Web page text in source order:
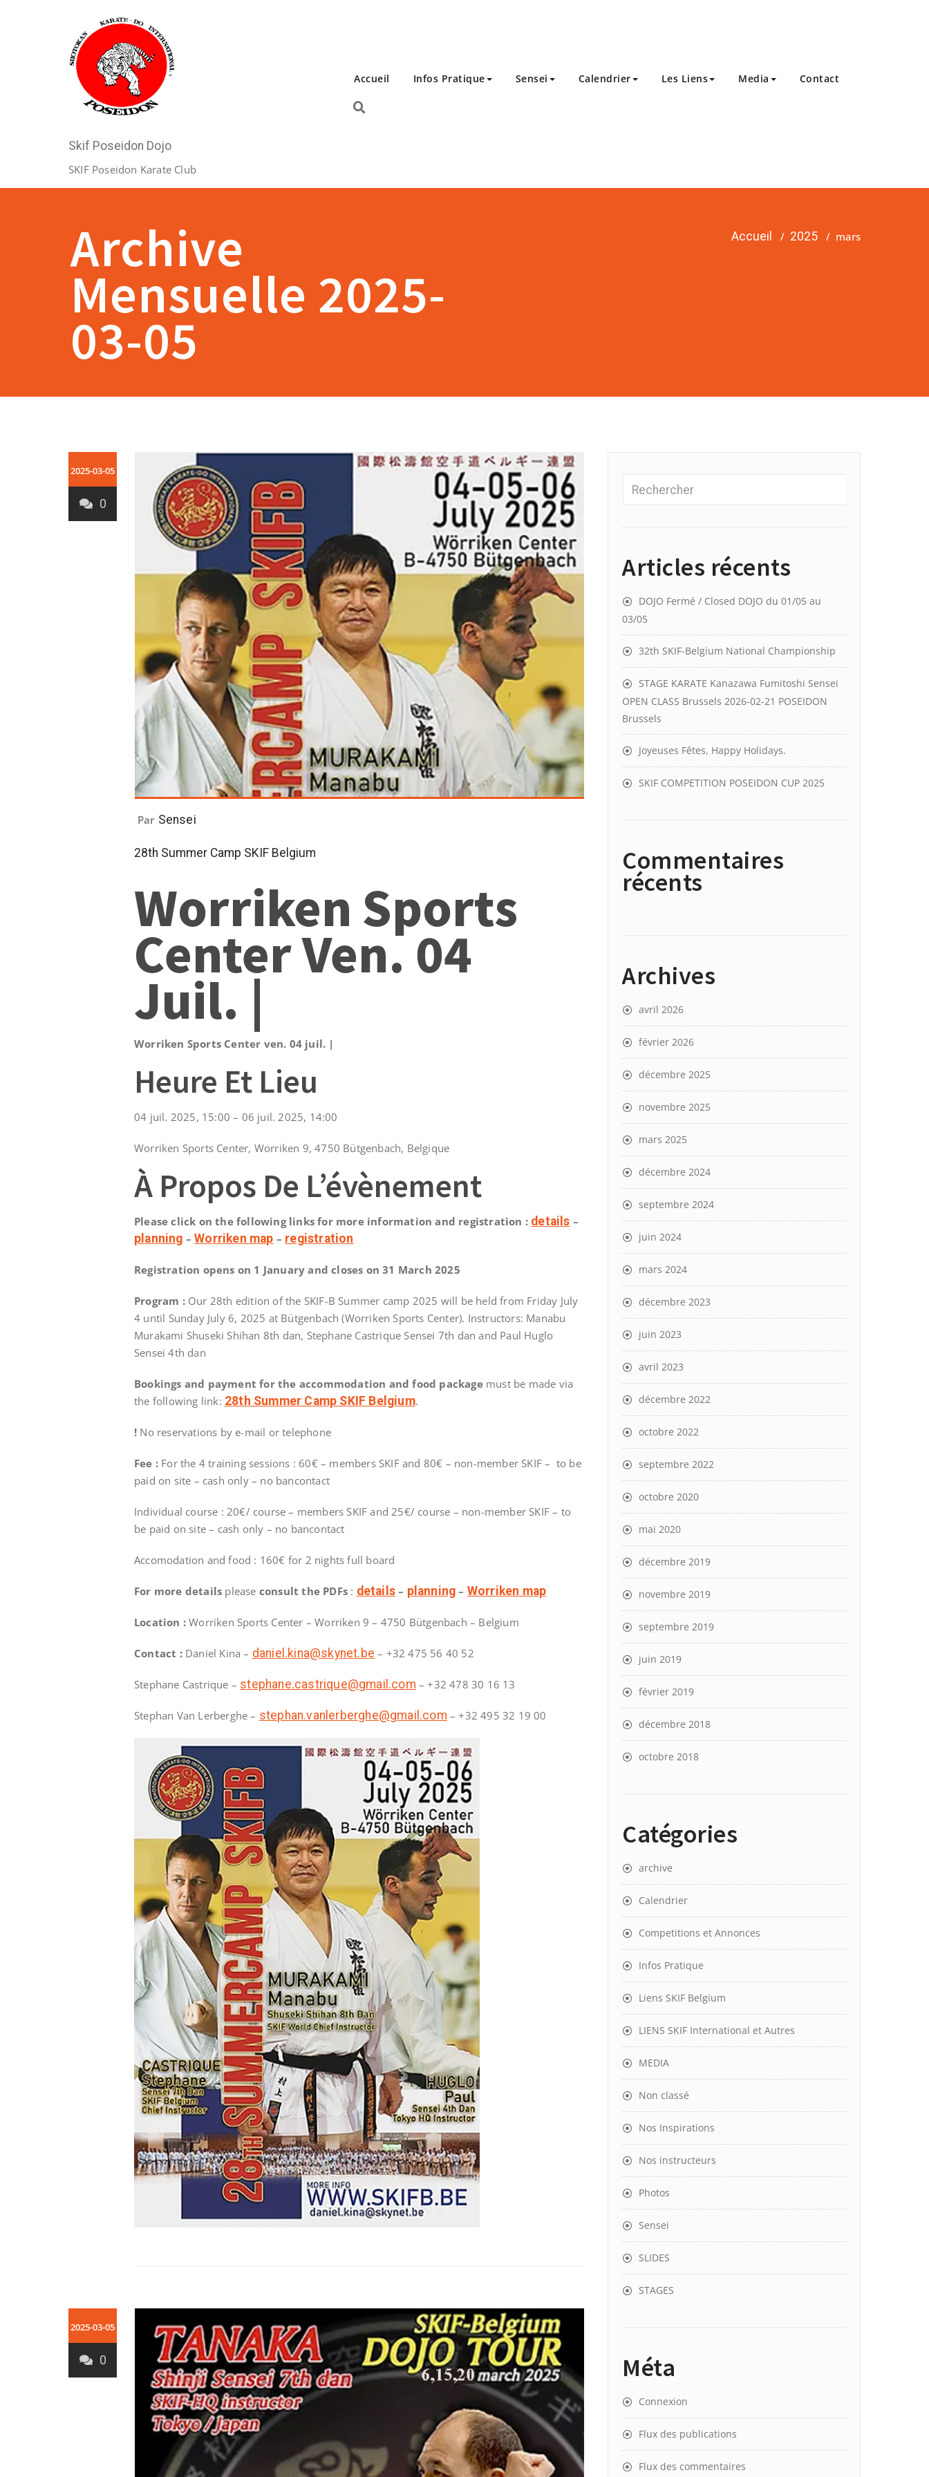
Skif Poseidon Dojo
SKIF Poseidon Karate Club
Accueil Infos Pratique Sensei Calendrier Les Liens Media Contact
Archive
Mensuelle 2025-
03-05
Accueil / 2025 / mars
2025-03-05
0
Par Sensei
28th Summer Camp SKIF Belgium
Worriken Sports
Center Ven. 04
Juil. |
Worriken Sports Center ven. 04 juil. |
Heure Et Lieu
04 juil. 2025, 15:00 – 06 juil. 2025, 14:00
Worriken Sports Center, Worriken 9, 4750 Bütgenbach, Belgique
À Propos De L’évènement
Please click on the following links for more information and registration : details –
planning –Worriken map – registration
Registration opens on 1 January and closes on 31 March 2025
Program : Our 28th edition of the SKIF-B Summer camp 2025 will be held from Friday July
4 until Sunday July 6, 2025 at Bütgenbach (Worriken Sports Center). Instructors: Manabu
Murakami Shuseki Shihan 8th dan, Stephane Castrique Sensei 7th dan and Paul Huglo
Sensei 4th dan
Bookings and payment for the accommodation and food packagemust be made via
the following link: 28th Summer Camp SKIF Belgium.
! No reservations by e-mail or telephone
Fee : For the 4 training sessions : 60€ – members SKIF and 80€ – non-member SKIF – to be
paid on site – cash only – no bancontact
Individual course : 20€/ course – members SKIF and 25€/ course – non-member SKIF – to
be paid on site – cash only – no bancontact
Accomodation and food : 160€ for 2 nights full board
For more details please consult the PDFs : details – planning – Worriken map
Location :Worriken Sports Center – Worriken 9 – 4750 Bütgenbach – Belgium
Contact : Daniel Kina – daniel.kina@skynet.be – +32 475 56 40 52
Stephane Castrique – stephane.castrique@gmail.com – +32 478 30 16 13
Stephan Van Lerberghe – stephan.vanlerberghe@gmail.com – +32 495 32 19 00
2025-03-05
0
Articles récents
DOJO Fermé / Closed DOJO du 01/05 au
03/05
32th SKIF-Belgium National Championship
STAGE KARATE Kanazawa Fumitoshi Sensei
OPEN CLASS Brussels 2026-02-21 POSEIDON
Brussels
Joyeuses Fêtes, Happy Holidays.
SKIF COMPETITION POSEIDON CUP 2025
Commentaires
récents
Archives
avril 2026
février 2026
décembre 2025
novembre 2025
mars 2025
décembre 2024
septembre 2024
juin 2024
mars 2024
décembre 2023
juin 2023
avril 2023
décembre 2022
octobre 2022
septembre 2022
octobre 2020
mai 2020
décembre 2019
novembre 2019
septembre 2019
juin 2019
février 2019
décembre 2018
octobre 2018
Catégories
archive
Calendrier
Competitions et Annonces
Infos Pratique
Liens SKIF Belgium
LIENS SKIF International et Autres
MEDIA
Non classé
Nos Inspirations
Nos instructeurs
Photos
Sensei
SLIDES
STAGES
Méta
Connexion
Flux des publications
Flux des commentaires